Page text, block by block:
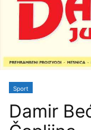
Sport
Damir